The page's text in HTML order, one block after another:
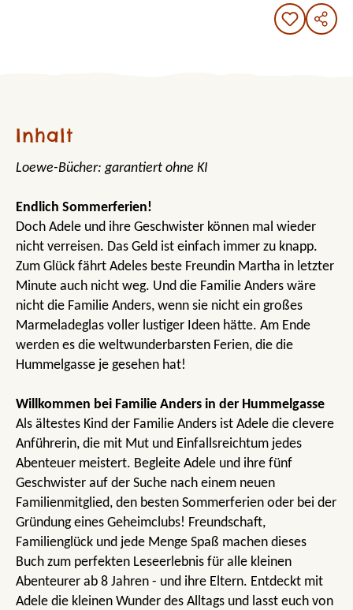
Inhalt
Loewe-Bücher: garantiert ohne KI
Endlich Sommerferien!
Doch Adele und ihre Geschwister können mal wieder
nicht verreisen. Das Geld ist einfach immer zu knapp.
Zum Glück fährt Adeles beste Freundin Martha in letzter
Minute auch nicht weg. Und die Familie Anders wäre
nicht die Familie Anders, wenn sie nicht ein großes
Marmeladeglas voller lustiger Ideen hätte. Am Ende
werden es die weltwunderbarsten Ferien, die die
Hummelgasse je gesehen hat!
Willkommen bei Familie Anders in der Hummelgasse
Als ältestes Kind der Familie Anders ist Adele die clevere
Anführerin, die mit Mut und Einfallsreichtum jedes
Abenteuer meistert. Begleite Adele und ihre fünf
Geschwister auf der Suche nach einem neuen
Familienmitglied, den besten Sommerferien oder bei der
Gründung eines Geheimclubs! Freundschaft,
Familienglück und jede Menge Spaß machen dieses
Buch zum perfekten Leseerlebnis für alle kleinen
Abenteurer ab 8 Jahren - und ihre Eltern. Entdeckt mit
Adele die kleinen Wunder des Alltags und lasst euch von